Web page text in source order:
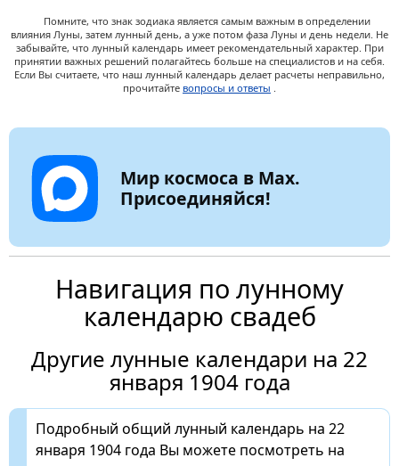
Помните, что знак зодиака является самым важным в определении
влияния Луны, затем лунный день, а уже потом фаза Луны и день недели. Не
забывайте, что лунный календарь имеет рекомендательный характер. При
принятии важных решений полагайтесь больше на специалистов и на себя.
Если Вы считаете, что наш лунный календарь делает расчеты неправильно,
прочитайте вопросы и ответы .
Мир космоса в Max.
Присоединяйся!
Навигация по лунному
календарю свадеб
Другие лунные календари на 22
января 1904 года
Подробный общий лунный календарь на 22
января 1904 года Вы можете посмотреть на